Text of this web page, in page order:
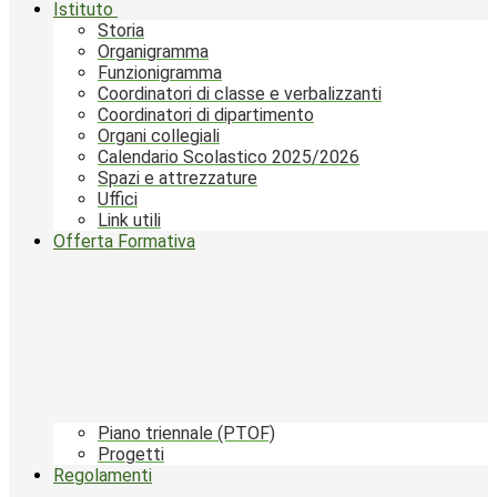
Istituto
Storia
Organigramma
Funzionigramma
Coordinatori di classe e verbalizzanti
Coordinatori di dipartimento
Organi collegiali
Calendario Scolastico 2025/2026
Spazi e attrezzature
Uffici
Link utili
Offerta Formativa
Piano triennale (PTOF)
Progetti
Regolamenti